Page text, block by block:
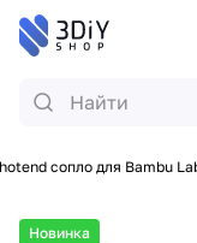
сопло для Bambu
Новинка